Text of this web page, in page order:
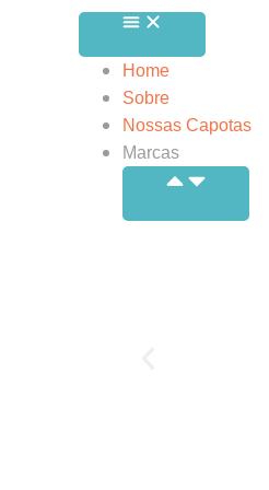
Home
Sobre
Nossas Capotas
Marcas